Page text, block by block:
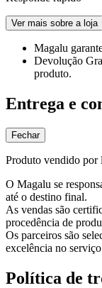
Ver mais sobre a loja
Magalu
Devolução
produto.
Entrega e
Fechar
Produto vendido por
O Magalu se
até o destino final.
As vendas são
procedência de
Os parceiros são
excelência no
Política de